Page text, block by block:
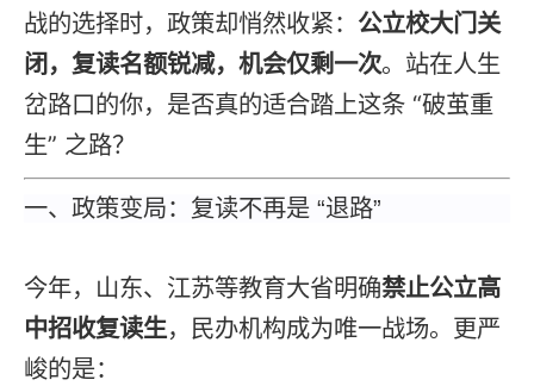
战的选择时，政策却悄然收紧： 公立校大门关
闭，复读名额锐减，机会仅剩一次。站在人生
岔路口的你，是否真的适合踏上这条 “破茧重
生” 之路？
一、政策变局： 复读不再是 “退路”
今年，山东、江苏等教育大省明确禁止公立高
中招收复读生，民办机构成为唯一战场。更严
峻的是：